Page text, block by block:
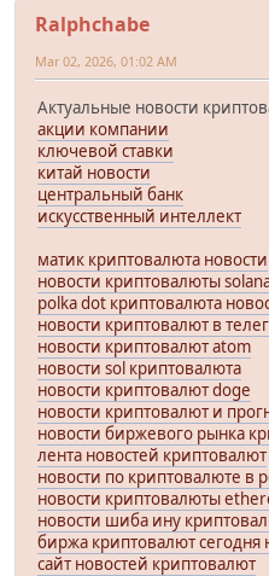
Ralphchabe
Mar 02, 2026, 01:02 AM
Актуальные новости
акции компании
ключевой ставки
китай новости
центральный банк
искусственный интеллект
матик криптовалюта новости
новости криптовалюты
polka dot криптовалюта
новости криптовалют в
новости криптовалют atom
новости sol криптовалюта
новости криптовалют doge
новости криптовалют и
новости биржевого рынка
лента новостей криптовалют
новости по криптовалюте в
новости криптовалюты
новости шиба ину
биржа криптовалют сегодня
сайт новостей криптовалют